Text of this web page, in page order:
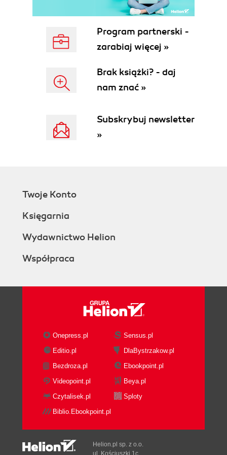
siedmiu prostych krokach (137)
16. A odpowiedź brzmi... (145)
CZĘŚĆ CZWARTA. CO NAPRAWDĘ DZIAŁA W
17. Wszystko, co kiedykolwiek trzeba Ci będzie
18. Podsumowanie (179)
Przypisy (205)
Program partnerski -
zarabiaj więcej »
Brak książki? - daj
nam znać »
Subskrybuj newsletter
»
Twoje Konto
Księgarnia
Wydawnictwo Helion
Współpraca
Onepress.pl
Sensus.pl
Editio.pl
DlaBystrzakow.pl
Bezdroza.pl
Ebookpoint.pl
Videopoint.pl
Beya.pl
Czytalisek.pl
Sploty
Biblio.Ebookpoint.pl
Helion.pl sp. z o.o.
ul. Kościuszki 1c